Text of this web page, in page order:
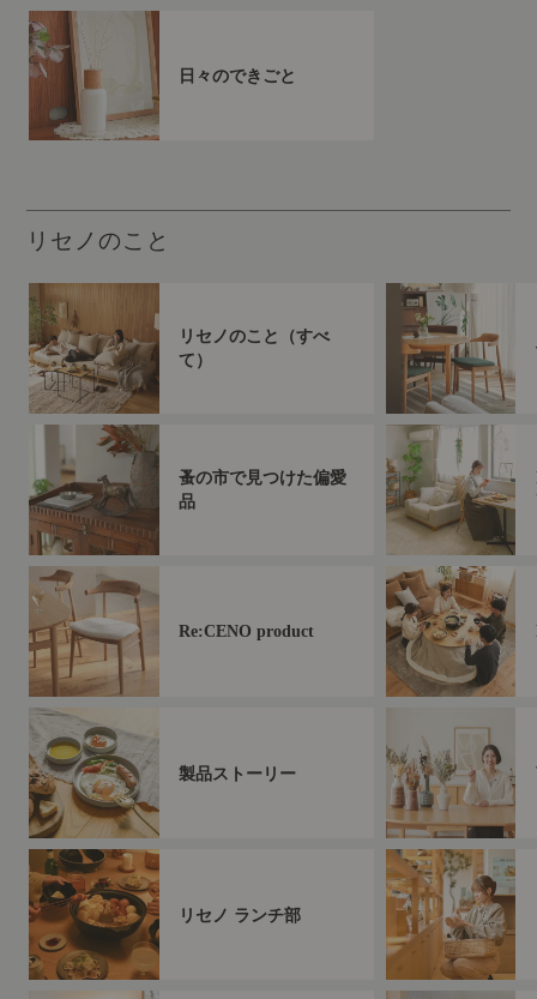
日々のできごと
リセノのこと
リセノのこと（すべ
て）
蚤の市で見つけた偏愛
品
Re:CENO product
製品ストーリー
リセノ ランチ部